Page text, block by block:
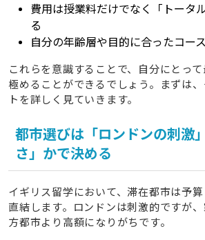
7.21ヶ月の短期留学でも効果はあり
7.3寮とホームステイはどちらがお
8まとめ：自分にぴったりのイギリス
学を叶えよう
費用は授業料だけでなく「トータ
る
自分の年齢層や目的に合ったコー
これらを意識することで、自分にとっ
極めることができるでしょう。まずは
トを詳しく見ていきます。
都市選びは「ロンドンの刺激
さ」かで決める
イギリス留学において、滞在都市は予
直結します。ロンドンは刺激的ですが
方都市より高額になりがちです。